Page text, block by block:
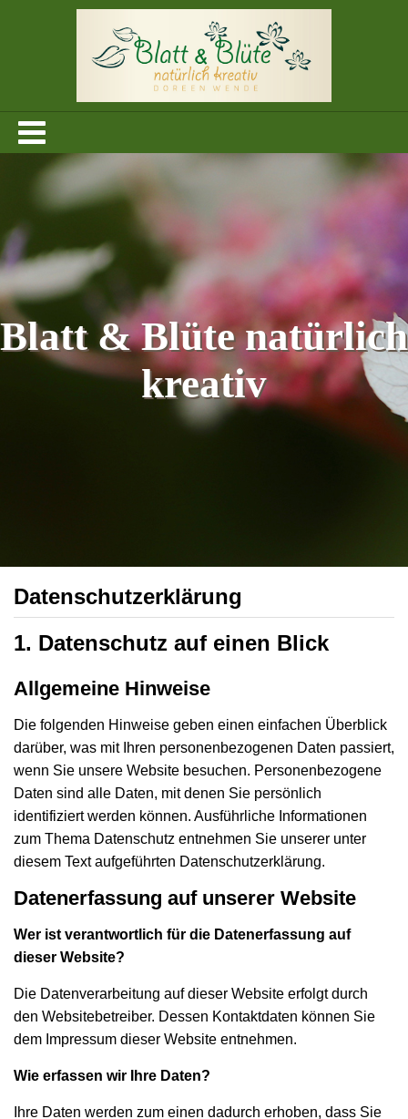
Blatt & Blüte natürlich
kreativ
Datenschutzerklärung
1. Datenschutz auf einen Blick
Allgemeine Hinweise
Die folgenden Hinweise geben einen einfachen Überblick
darüber, was mit Ihren personenbezogenen Daten passiert,
wenn Sie unsere Website besuchen. Personenbezogene
Daten sind alle Daten, mit denen Sie persönlich
identifiziert werden können. Ausführliche Informationen
zum Thema Datenschutz entnehmen Sie unserer unter
diesem Text aufgeführten Datenschutzerklärung.
Datenerfassung auf unserer Website
Wer ist verantwortlich für die Datenerfassung auf
dieser Website?
Die Datenverarbeitung auf dieser Website erfolgt durch
den Websitebetreiber. Dessen Kontaktdaten können Sie
dem Impressum dieser Website entnehmen.
Wie erfassen wir Ihre Daten?
Ihre Daten werden zum einen dadurch erhoben, dass Sie